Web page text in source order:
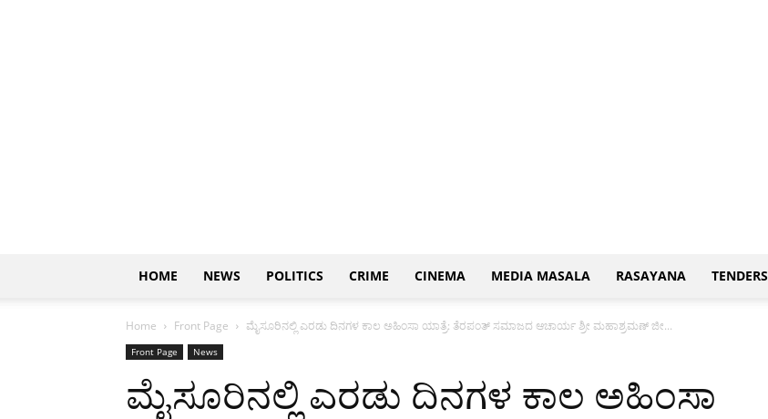
ಕನ್ನಡ
HOME NEWS POLITICS CRIME CINEMA MEDIA MASALA RASAYANA TENDERS
Home Front Page ಮೈಸೂರಿನಲ್ಲಿ ಎರಡು ದಿನಗಳ ಕಾಲ ಅಹಿಂಸಾ ಯಾತ್ರೆ: ತೆರಪಂತ್ ಸಮಾಜದ ಆಚಾರ್ಯ ಶ್ರೀ ಮಹಾಶ್ರಮಣ್ ಜೀ...
Front Page News
ಮೈಸೂರಿನಲ್ಲಿ ಎರಡು ದಿನಗಳ ಕಾಲ ಅಹಿಂಸಾ